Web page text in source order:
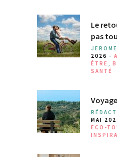
Le
pas
2026 -
ÊTRE ,
SANTÉ
MAI
ECO-